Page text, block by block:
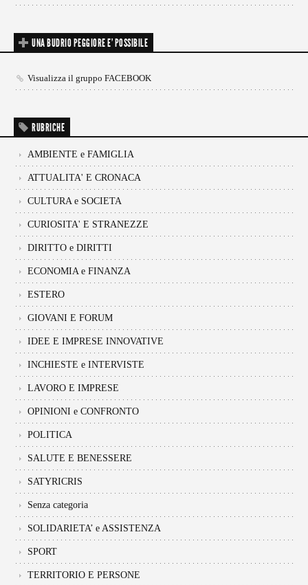
UNA BUDRIO PEGGIORE E’ POSSIBILE
Visualizza il gruppo FACEBOOK
RUBRICHE
AMBIENTE e FAMIGLIA
ATTUALITA' E CRONACA
CULTURA e SOCIETA
CURIOSITA' E STRANEZZE
DIRITTO e DIRITTI
ECONOMIA e FINANZA
ESTERO
GIOVANI E FORUM
IDEE E IMPRESE INNOVATIVE
INCHIESTE e INTERVISTE
LAVORO E IMPRESE
OPINIONI e CONFRONTO
POLITICA
SALUTE E BENESSERE
SATYRICRIS
Senza categoria
SOLIDARIETA’ e ASSISTENZA
SPORT
TERRITORIO E PERSONE